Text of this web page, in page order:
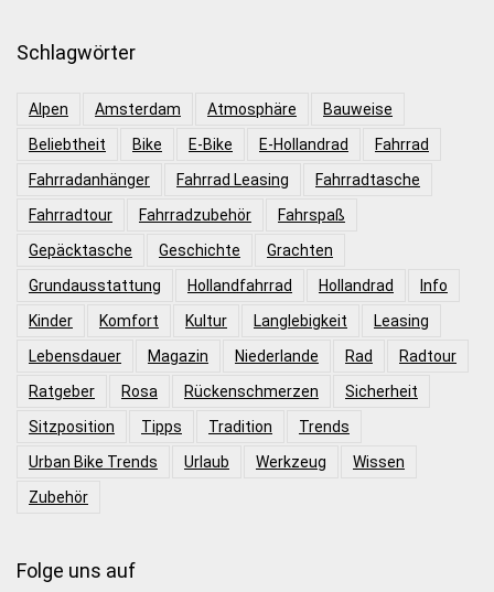
Schlagwörter
Alpen Amsterdam Atmosphäre
Bauweise
Beliebtheit
Bike E-Bike E-Hollandrad
Fahrrad
Fahrradanhänger
Fahrrad Leasing
Fahrradtasche
Fahrradtour
Fahrradzubehör
Fahrspaß
Gepäcktasche
Geschichte
Grachten
Grundausstattung
Hollandfahrrad Hollandrad
Info
Kinder
Komfort Kultur Langlebigkeit
Leasing
Lebensdauer
Magazin Niederlande Rad
Radtour
Ratgeber
Rosa Rückenschmerzen
Sicherheit
Sitzposition
Tipps Tradition
Trends
Urban Bike Trends
Urlaub Werkzeug
Wissen
Zubehör
Folge uns auf